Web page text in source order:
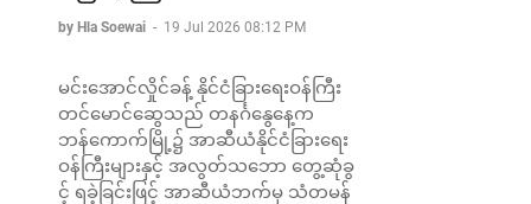
by Hla Soewai - 19 Jul 2026 08:12 PM
မင်းအောင်လှိုင်ခန့် နိုင်ငံခြားရေးဝန်ကြီး
တင်မောင်ဆွေသည် တနင်္ဂနွေနေ့က
ဘန်ကောက်မြို့၌ အာဆီယံနိုင်ငံခြားရေး
ဝန်ကြီးများနှင့် အလွတ်သဘော တွေ့ဆုံခွ
င့် ရခဲ့ခြင်းဖြင့် အာဆီယံဘက်မှ သံတမန်